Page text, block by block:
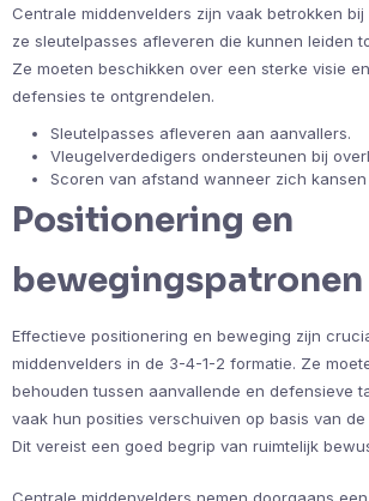
Centrale middenvelders zijn vaak betrokken
ze sleutelpasses afleveren die kunnen leiden
Ze moeten beschikken over een sterke visie
defensies te ontgrendelen.
Sleutelpasses afleveren aan aanvallers.
Vleugelverdedigers ondersteunen bij
Scoren van afstand wanneer zich
Positionering en
bewegingspatronen
Effectieve positionering en beweging zijn
middenvelders in de 3-4-1-2 formatie. Ze
behouden tussen aanvallende en defensieve
vaak hun posities verschuiven op basis van
Dit vereist een goed begrip van ruimtelijk